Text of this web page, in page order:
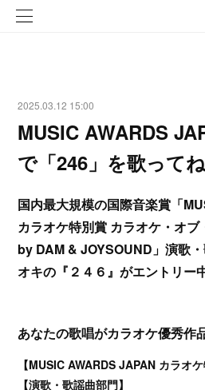
2025.03.12 15:00
MUSIC AWARDS
で「246」を歌ってね
国内最大規模の国際音楽賞「
カラオケ特別賞 カラオケ・オ
by DAM & JOYSOUND」演歌
オキの『２４６』がエントリー
あなたの歌唱がカラオケ優秀作
【MUSIC AWARDS JAPAN カラオケ
【演歌・歌謡曲部門】